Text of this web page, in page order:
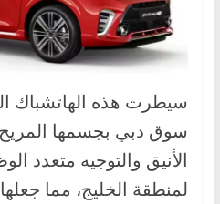
سيطرت هذه الهاتشباك
سوق دبي بجسمها
الأنيق والتوجيه متعدد
لمنطقة الخليج، مما